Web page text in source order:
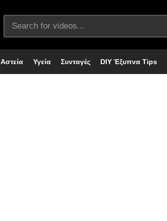
Αστεία Υγεία Συνταγές DIY Έξυπνα Tips